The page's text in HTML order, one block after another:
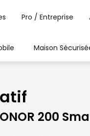
Pro / Entreprise
Maison
200